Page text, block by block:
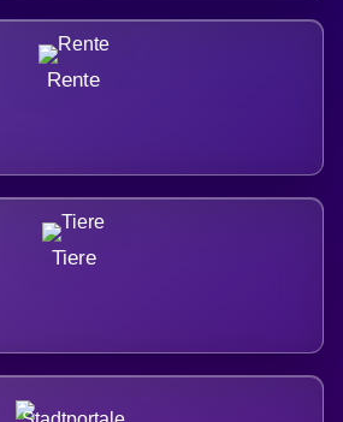
Rente
Tiere